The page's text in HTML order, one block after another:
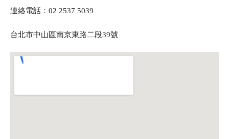
連絡電話：02 2537 5039
台北市中山區南京東路二段39號